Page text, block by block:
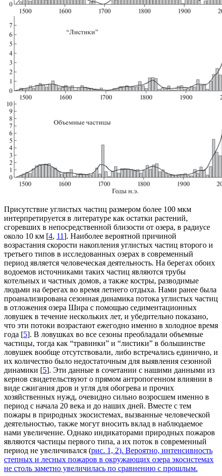
Присутствие углистых частиц размером более 100 мкм
интерпретируется в литературе как остатки растений,
сгоревших в непосредственной близости от озера, в радиусе
около 10 км [4, 11]. Наиболее вероятной причиной
возрастания скорости накопления углистых частиц второго и
третьего типов в исследованных озерах в современный
период является человеческая деятельность. На берегах обоих
водоемов источниками таких частиц являются трубы
котельных и частных домов, а также костры, разводимые
людьми на берегах во время летнего отдыха. Нами ранее была
проанализирована сезонная динамика потока углистых частиц
в отложения озера Шира с помощью седиментационных
ловушек в течение нескольких лет, и убедительно показано,
что эти потоки возрастают ежегодно именно в холодное время
года [5]. В ловушках во все сезоны преобладали объемные
частицы, тогда как “травинки” и “листики” в большинстве
ловушек вообще отсутствовали, либо встречались единично, и
их количество было недостаточным для выявления сезонной
динамики [5]. Эти данные в сочетании с нашими данными из
кернов свидетельствуют о прямом антропогенном влиянии в
виде сжигания дров и угля для обогрева и прочих
хозяйственных нужд, очевидно сильно возросшем именно в
период с начала 20 века и до наших дней. Вместе с тем
пожары в природных экосистемах, вызванные человеческой
деятельностью, также могут вносить вклад в наблюдаемое
нами увеличение. Однако индикаторами природных пожаров
являются частицы первого типа, а их поток в современный
период не увеличивался (рис. 1, 2). Вероятно, интенсивность
степных и лесных пожаров в окружающих озера экосистемах
не столь заметно увеличилась по сравнению с прошлым.